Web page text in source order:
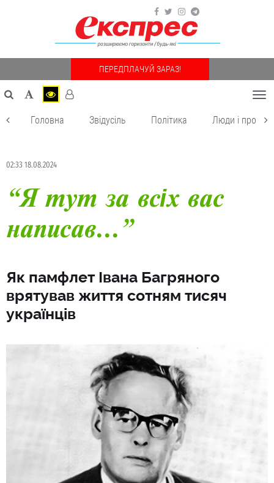
ПЕРЕДПЛАЧУЙ ЗАРАЗ!
Головна Звідусіль Політика Люди і
02:33 18.08.2024
“Я тут за всіх вас
написав...”
Як памфлет Івана Багряного
врятував життя сотням тисяч
українців